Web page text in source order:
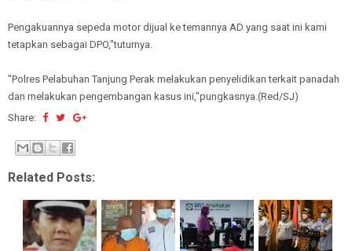
Pengakuannya sepeda motor dijual ke temannya AD yang saat ini kami
tetapkan sebagai DPO,"tuturnya.
"Polres Pelabuhan Tanjung Perak melakukan penyelidikan terkait panadah
dan melakukan pengembangan kasus ini,"pungkasnya.(Red/SJ)
Share:
Related Posts: